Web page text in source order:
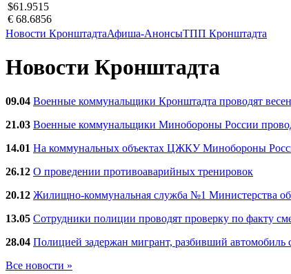
$61.9515
€ 68.6856
Новости КронштадтаАфиша-АнонсыТПП Кронштадта
Новости Кронштадта
09.04 Военные коммунальщики Кронштадта проводят
21.03 Военные коммунальщики Минобороны России
14.01 На коммунальных объектах ЦЖКУ Минобороны
26.12 О проведении противоаварийных тренировок
20.12 Жилищно-коммунальная служба №1 Министерства
13.05 Сотрудники полиции проводят проверку по факту
28.04 Полицией задержан мигрант, разбивший
Все новости »